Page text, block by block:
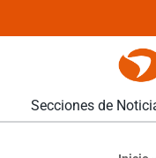
Secciones de